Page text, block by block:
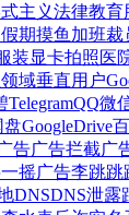
主义法律教育
假期摸鱼 加班裁
装显卡拍照医
域垂直用户
TelegramQQ微
盘GoogleDrive
告广告拦截广
摇广告李跳跳
DNSDNS泄露